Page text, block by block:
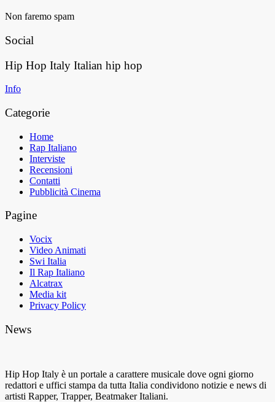
Non faremo spam
Social
Hip Hop Italy Italian hip hop
Info
Categorie
Home
Rap Italiano
Interviste
Recensioni
Contatti
Pubblicità Cinema
Pagine
Vocix
Video Animati
Swi Italia
Il Rap Italiano
Alcatrax
Media kit
Privacy Policy
News
Hip Hop Italy è un portale a carattere musicale dove ogni giorno
redattori e uffici stampa da tutta Italia condividono notizie e news di
artisti Rapper, Trapper, Beatmaker Italiani.